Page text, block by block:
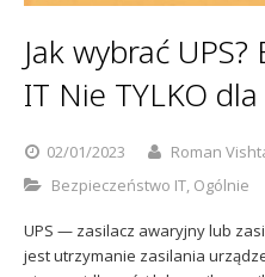
Jak wybrać
IT Nie TYLKO dla
02/01/2023
Roman
Bezpieczeństwo IT Ogólnie
UPS — zasilacz awaryjny lub
jest utrzymanie zasilania